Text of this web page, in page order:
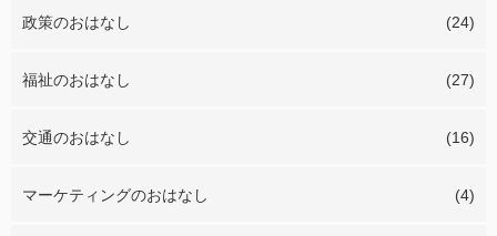
政策のおはなし (24)
福祉のおはなし (27)
交通のおはなし (16)
マーケティングのおはなし (4)